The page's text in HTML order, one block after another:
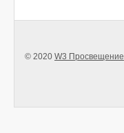
© 2020 W3 Просвещение